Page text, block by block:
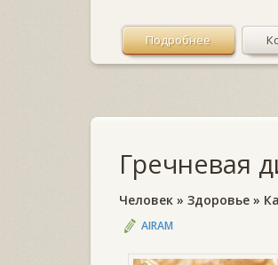
Подробнее
Гречневая
Человек » Здоровье »
AIRAM